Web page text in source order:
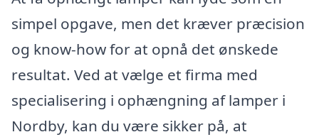
simpel opgave, men det kræver præcision
og know-how for at opnå det ønskede
resultat. Ved at vælge et firma med
specialisering i ophængning af lamper i
Nordby, kan du være sikker på, at